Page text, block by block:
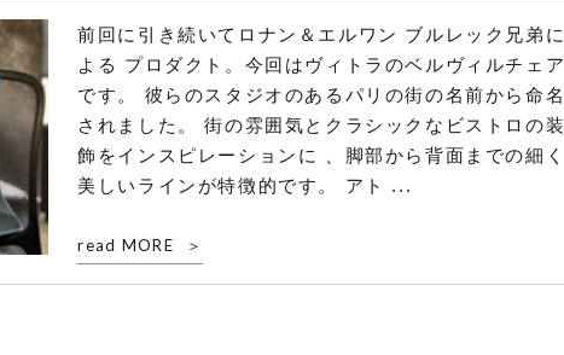
前回に引き続いてロナン＆エルワン ブルレック兄弟に
よる プロダクト。今回はヴィトラのベルヴィルチェア
です。 彼らのスタジオのあるパリの街の名前から命名
されました。 街の雰囲気とクラシックなビストロの装
飾をインスピレーションに 、脚部から背面までの細く
美しいラインが特徴的です。 アト ...
read MORE